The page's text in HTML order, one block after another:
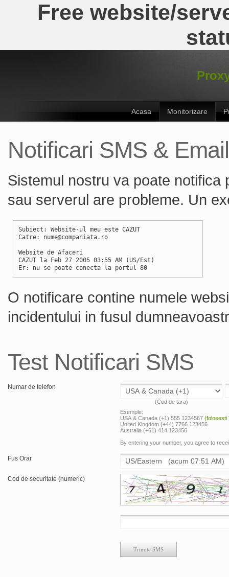
Free website/
Acasa Monitorizare
Notificari SMS & Email
Sistemul nostru va poate
sau serverul are probleme. Un
Subiect: Website-ul meu este CAZUT
Catre: nume@companiata.ro
Website de Afaceri
CAZUT la Feb 27 2005 03:55 AM (US/Est)
Er: nu se poate conecta la portul 80
O notificare contine numele
incidentului in fusul
Test Notificari SMS
Numar de telefon
(Cod de tara)
Exemple:
USA & Canada (+1) 555 1234567 (folosesti
United Kingdom (+44) 7766 123456
Australia (+61) 414 123456
By entering your number, you agree to
Fus Orar
Cod de securitate (numeric)